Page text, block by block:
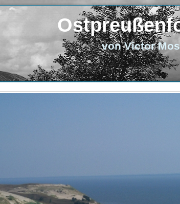
von Victor